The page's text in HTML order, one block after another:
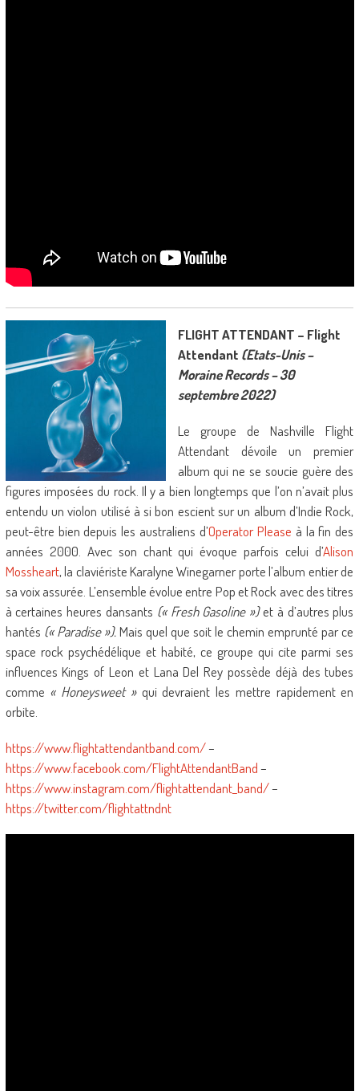
FLIGHT ATTENDANT – Flight
Attendant (Etats-Unis –
Moraine Records – 30
septembre 2022)
Le groupe de Nashville Flight
Attendant dévoile un premier
album qui ne se soucie guère des
figures imposées du rock. Il y a bien longtemps que l’on n’avait plus
entendu un violon utilisé à si bon escient sur un album d’Indie Rock,
peut-être bien depuis les australiens d’Operator Please à la fin des
années 2000. Avec son chant qui évoque parfois celui d’Alison
Mossheart, la claviériste Karalyne Winegarner porte l’album entier de
sa voix assurée. L’ensemble évolue entre Pop et Rock avec des titres
à certaines heures dansants (« Fresh Gasoline »)et à d’autres plus
hantés (« Paradise »). Mais quel que soit le chemin emprunté par ce
space rock psychédélique et habité, ce groupe qui cite parmi ses
influences Kings of Leon et Lana Del Rey possède déjà des tubes
comme « Honeysweet »qui devraient les mettre rapidement en
orbite.
https://www.flightattendantband.com/–
https://www.facebook.com/FlightAttendantBand–
https://www.instagram.com/flightattendant_band/–
https://twitter.com/flightattndnt